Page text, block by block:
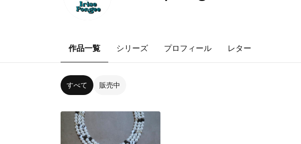
作品一覧 シリーズ プロフィール レター
すべて 販売中